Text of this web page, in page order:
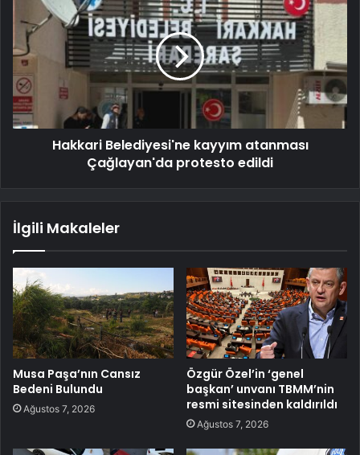
Hakkari Belediyesi'ne kayyım atanması
Çağlayan'da protesto edildi
İlgili Makaleler
Musa Paşa’nın Cansız
Bedeni Bulundu
Ağustos 7, 2026
Özgür Özel’in ‘genel
başkan’ unvanı TBMM’nin
resmi sitesinden kaldırıldı
Ağustos 7, 2026